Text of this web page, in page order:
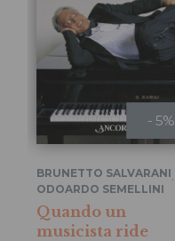
- 5%
BRUNETTO SALVARANI,
ODOARDO SEMELLINI
Quando un
musicista ride